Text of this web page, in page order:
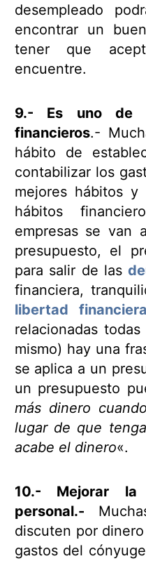
desempleado
encontrar un
tener que
encuentre.
9.- Es uno de
financieros.-
hábito de
contabilizar los
mejores hábitos
hábitos
empresas se van
presupuesto, el
para salir de las
financiera,
libertad financiera
relacionadas
mismo) hay una
se aplica a un
un presupuesto
más dinero
lugar de que
acabe el dinero«.
10.- Mejorar
personal.-
discuten por
gastos del